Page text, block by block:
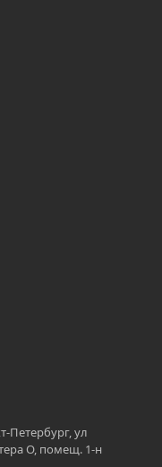
Петербург, ул
О, помещ. 1-н